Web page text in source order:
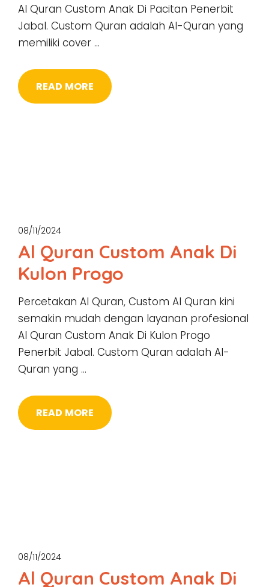
Al Quran Custom Anak Di Pacitan Penerbit
Jabal. Custom Quran adalah Al-Quran yang
memiliki cover …
READ MORE
08/11/2024
Al Quran Custom Anak Di
Kulon Progo
Percetakan Al Quran, Custom Al Quran kini
semakin mudah dengan layanan profesional
Al Quran Custom Anak Di Kulon Progo
Penerbit Jabal. Custom Quran adalah Al-
Quran yang …
READ MORE
08/11/2024
Al Quran Custom Anak Di